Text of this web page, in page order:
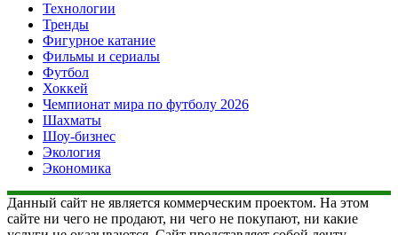
Технологии
Тренды
Фигурное катание
Фильмы и сериалы
Футбол
Хоккей
Чемпионат мира по футболу 2026
Шахматы
Шоу-бизнес
Экология
Экономика
Данный сайт не является коммерческим проектом. На этом
сайте ни чего не продают, ни чего не покупают, ни какие